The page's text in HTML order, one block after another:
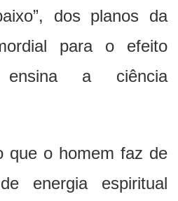
dos planos da
para o efeito
a ciência
que o homem faz de
energia espiritual